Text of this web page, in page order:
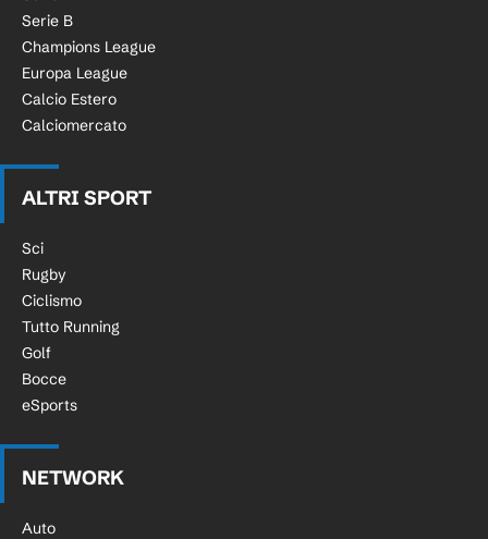
Serie B
Champions League
Europa League
Calcio Estero
Calciomercato
ALTRI SPORT
Sci
Rugby
Ciclismo
Tutto Running
Golf
Bocce
eSports
NETWORK
Auto